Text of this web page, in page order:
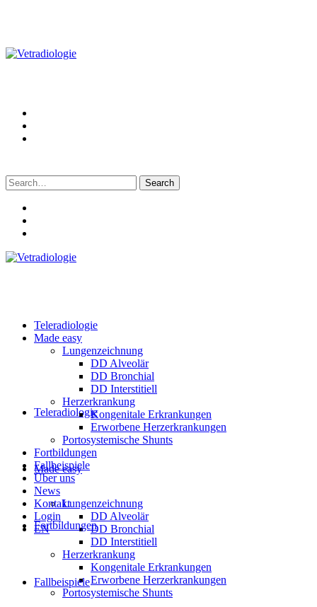
Search
for:
Teleradiologie
Made easy
Lungenzeichnung
DD Alveolär
DD Bronchial
DD Interstitiell
Herzerkrankung
Kongenitale Erkrankungen
Erworbene Herzerkrankungen
Portosystemische Shunts
Fortbildungen
Fallbeispiele
Teleradiologie
Made easy
Lungenzeichnung
DD Alveolär
DD Bronchial
DD Interstitiell
Herzerkrankung
Kongenitale Erkrankungen
Erworbene Herzerkrankungen
Portosystemische Shunts
Fortbildungen
Fallbeispiele
Über uns
News
Kontakt
Login
EN